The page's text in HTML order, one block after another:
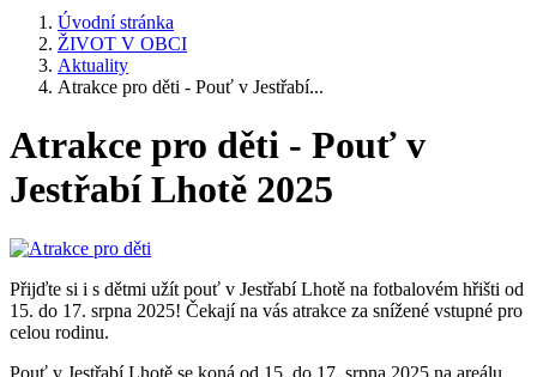
Úvodní stránka
ŽIVOT V OBCI
Aktuality
Atrakce pro děti - Pouť v Jestřabí...
Atrakce pro děti - Pouť v
Jestřabí Lhotě 2025
Přijďte si i s dětmi užít pouť v Jestřabí Lhotě na fotbalovém hřišti od
15. do 17. srpna 2025! Čekají na vás atrakce za snížené vstupné pro
celou rodinu.
Pouť v Jestřabí Lhotě se koná od 15. do 17. srpna 2025 na areálu